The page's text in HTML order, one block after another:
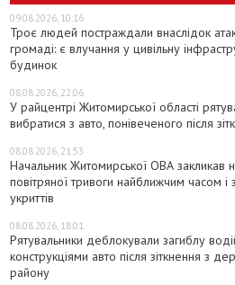
09.08.2026, 10:16
Троє людей постраждали внаслідок
громаді: є влучання у цивільну
будинок
08.08.2026, 22:06
У райцентрі Житомирської області
вибратися з авто, понівеченого після
08.08.2026, 21:53
Начальник Житомирської ОВА закликав
повітряної тривоги найближчим часом
укриттів
08.08.2026, 18:01
Рятувальники деблокували загиблу
конструкціями авто після зіткнення з
району